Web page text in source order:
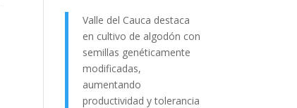
Valle del Cauca destaca
en cultivo de algodón con
semillas genéticamente
modificadas,
aumentando
productividad y tolerancia